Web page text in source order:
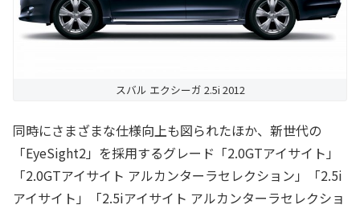
スバル エクシーガ 2.5i 2012
同時にさまざまな仕様向上も図られたほか、新世代の
「EyeSight2」を採用するグレード「2.0GTアイサイト」
「2.0GTアイサイト アルカンターラセレクション」「2.5i
アイサイト」「2.5iアイサイト アルカンターラセレクショ